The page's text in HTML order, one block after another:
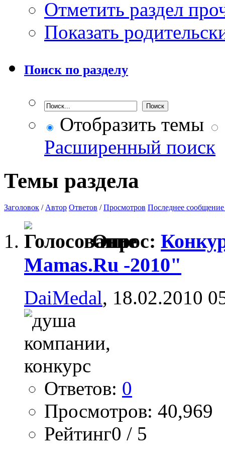
Отметить раздел
Показать
Поиск по разделу
Отобразить темы
Расширенный поиск
Темы раздела
Заголовок / Автор Ответов /Просмотров Последнее сообщение
Опрос:
Mamas.Ru -2010"
DaiMedal, 18.02.2010
Ответов: 0
Просмотров: 40,969
Рейтинг0 / 5